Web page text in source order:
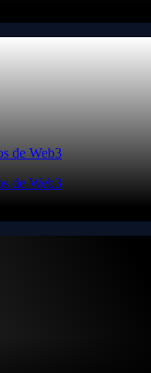
de Web3
de Web3